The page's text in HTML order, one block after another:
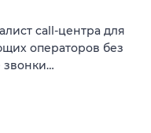
call-центра для
операторов без
звонки…